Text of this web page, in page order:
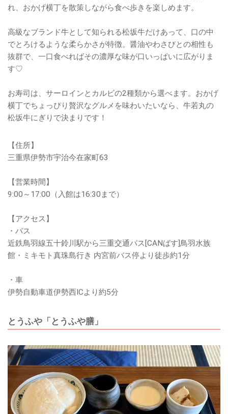
れ、おかげ横丁を散策しながら食べ歩きを楽しめます。
高級なブランド牛として知られる松坂牛だけあって、口の中
でとろけるような柔らかさが特徴。醤油やわさびとの相性も
抜群で、一口食べればその濃厚な味が口いっぱいに広がりま
す♡
お寿司は、サーロインとカルビの2種類から選べます。おかげ
横丁でちょっぴり贅沢なグルメを味わいたいなら、牛若丸の
松坂牛にぎりで決まりです！
【住所】
三重県伊勢市宇治今在家町63
【営業時間】
9:00～17:00（入館は16:30まで）
【アクセス】
・バス
近鉄鳥羽線五十鈴川駅から三重交通バス[CANばす]鳥羽水族
館・ミキモト真珠島行き 内宮前バス停より徒歩約1分
・車
伊勢自動車道伊勢西ICより約5分
とうふや「とうふや膳」